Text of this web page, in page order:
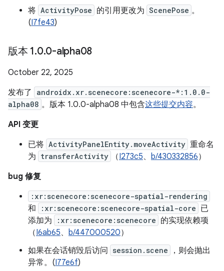
将 ActivityPose 的引用更改为 ScenePose 。
(I7fe43)
版本 1.0.0-alpha08
October 22, 2025
发布了
androidx.xr.scenecore:scenecore-*:1.0.0-
alpha08 。版本 1.0.0-alpha08 中包含这些提交内容。
API 变更
已将 ActivityPanelEntity.moveActivity 重命名
为 transferActivity （I273c5、 b/430332856）
bug 修复
:xr:scenecore:scenecore-spatial-rendering
和 :xr:scenecore:scenecore-spatial-core 已
添加为
:xr:scenecore:scenecore 的实现依赖项
（I6ab65、 b/447000520）
如果在会话销毁后访问
session.scene
，则会抛出
异常。(I77e6f)